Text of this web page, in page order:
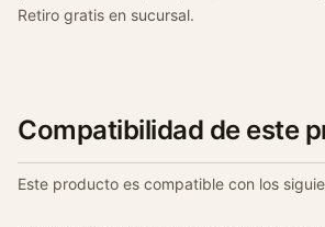
Retiro gratis en sucursal.
Compatibilidad de este
Este producto es compatible con los